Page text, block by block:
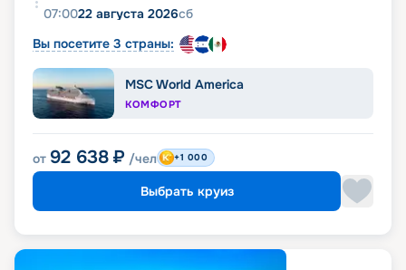
07:0022 августа 2026сб
Вы посетите 3 страны:
MSC World America
КОМФОРТ
от 92 638 ₽ /чел +1 000
Выбрать круиз